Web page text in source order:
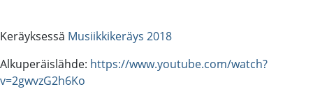
Keräyksessä Musiikkikeräys 2018
Alkuperäislähde: https://www.youtube.com/watch?
v=2gwvzG2h6Ko